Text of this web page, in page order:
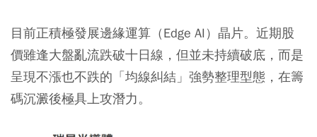
目前正積極發展邊緣運算（Edge AI）晶片。近期股
價雖逢大盤亂流跌破十日線，但並未持續破底，而是
呈現不漲也不跌的「均線糾結」強勢整理型態，在籌
碼沉澱後極具上攻潛力。